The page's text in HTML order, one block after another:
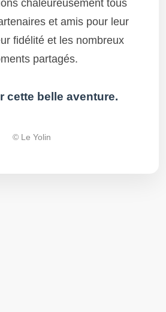
chaleureusement tous
et amis pour leur
fidélité et les nombreux
partagés.
cette belle aventure.
© Le Yolin